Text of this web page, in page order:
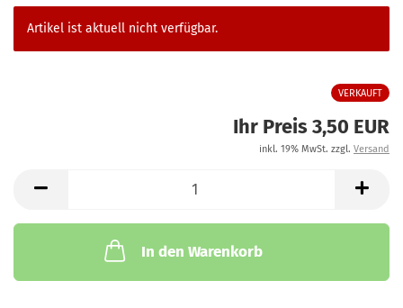
Artikel ist aktuell nicht verfügbar.
VERKAUFT
Ihr Preis 3,50 EUR
inkl. 19% MwSt. zzgl. Versand
In den Warenkorb